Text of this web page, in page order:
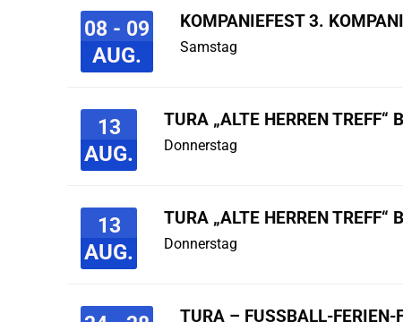
08 - 09
AUG.
KOMPANIEFEST 3.
Samstag
13
AUG.
TURA „ALTE HERREN TREFF“
Donnerstag
13
AUG.
TURA „ALTE HERREN TREFF“
Donnerstag
TURA – FUSSBALL-FERIEN-